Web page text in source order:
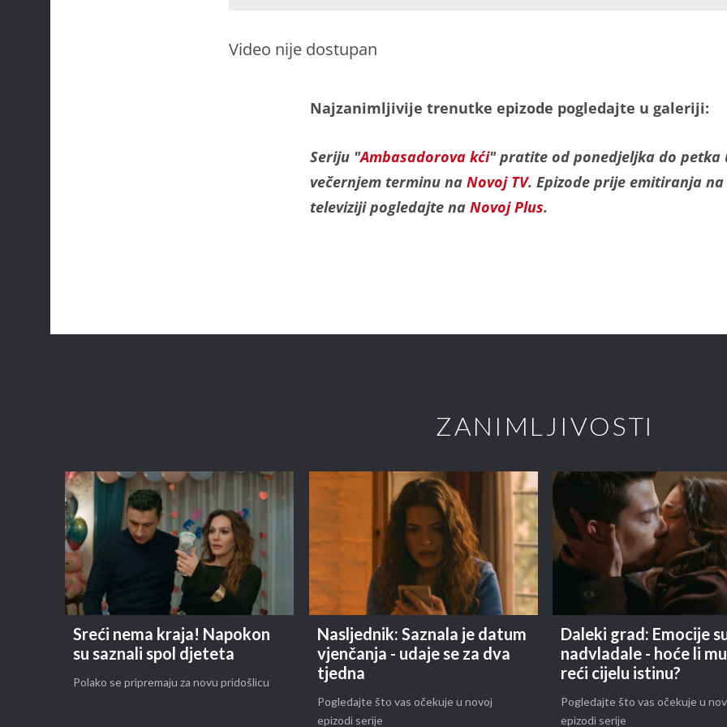
Video nije dostupan
Najzanimljivije trenutke epizode pogledajte u galeriji:
Seriju "Ambasadorova kći" pratite od ponedjeljka do petka
večernjem terminu na Novoj TV. Epizode prije emitiranja na
televiziji pogledajte na Novoj Plus.
ZANIMLJIVOSTI
Sreći nema kraja! Napokon
su saznali spol djeteta
Polako se pripremaju za novu pridošlicu
Nasljednik: Saznala je datum
vjenčanja - udaje se za dva
tjedna
Pogledajte što vas očekuje u novoj
epizodi serije
Daleki grad: Emocije
nadvladale - hoće li
reći cijelu istinu?
Pogledajte što vas očekuje u
epizodi serije